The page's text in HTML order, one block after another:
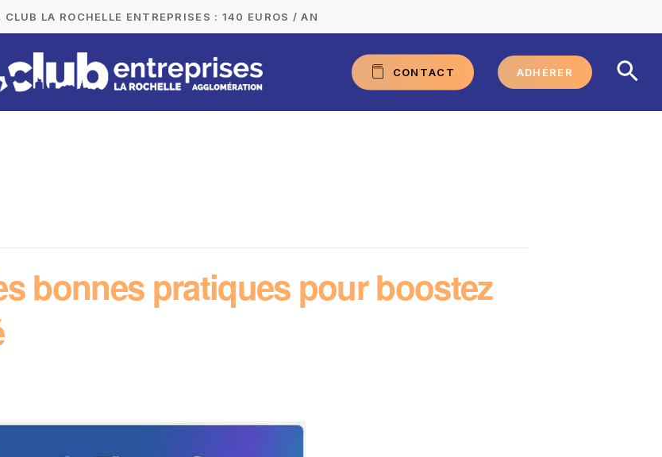
CLUB LA ROCHELLE ENTREPRISES : 140 EUROS / AN
CON TACT ADHÉRER
bonnes pratiques pour boostez